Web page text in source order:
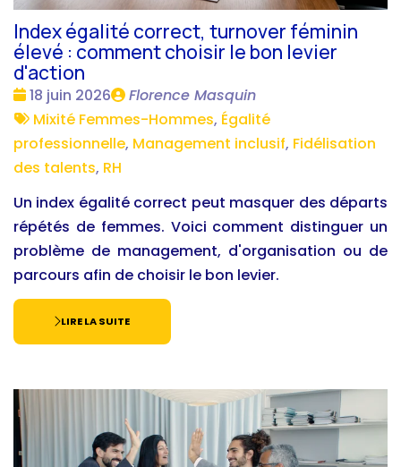
Index égalité correct, turnover féminin
élevé : comment choisir le bon levier
d'action
Date
:
18 juin 2026
Publié
par
Florence Masquin
Tags
:
Mixité Femmes-Hommes, Égalité
professionnelle, Management inclusif, Fidélisation
des talents, RH
Un index égalité correct peut masquer des départs
répétés de femmes. Voici comment distinguer un
problème de management, d'organisation ou de
parcours afin de choisir le bon levier.
LIRE LA SUITE